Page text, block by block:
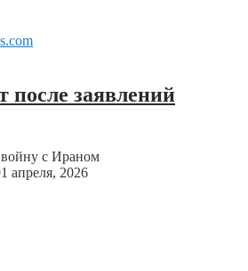
после заявлений
с Ираном
1 апреля, 2026